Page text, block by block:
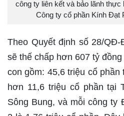
công ty liên kết và bảo lãnh thực
Công ty cổ phần Kính Đạt
Theo Quyết định số 28/QĐ-
sẽ thế chấp hơn 607 tỷ
con gồm: 45,6 triệu cổ
hơn 11,6 triệu cổ phần tại
Sông Bung, và mỗi công